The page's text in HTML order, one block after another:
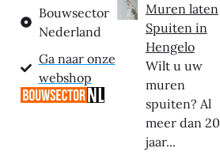
Bouwsector
Nederland
Ga naar onze
webshop
Muren laten
Spuiten in
Hengelo
Wilt u uw
muren
spuiten? Al
meer dan 20
jaar...